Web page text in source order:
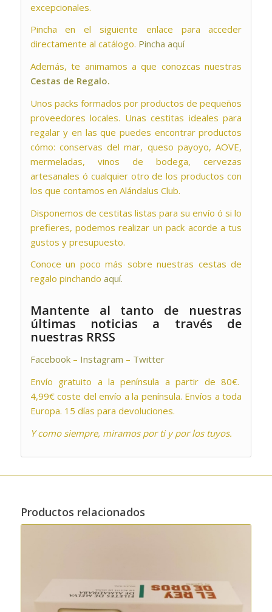
excepcionales.
Pincha en el siguiente enlace para acceder
directamente al catálogo. Pincha aquí
Además, te animamos a que conozcas nuestras
Cestas de Regalo.
Unos packs formados por productos de pequeños
proveedores locales. Unas cestitas ideales para
regalar y en las que puedes encontrar productos
cómo: conservas del mar, queso payoyo, AOVE,
mermeladas, vinos de bodega, cervezas
artesanales ó cualquier otro de los productos con
los que contamos en Alándalus Club.
Disponemos de cestitas listas para su envío ó si lo
prefieres, podemos realizar un pack acorde a tus
gustos y presupuesto.
Conoce un poco más sobre nuestras cestas de
regalo pinchando aquí.
Mantente al tanto de nuestras
últimas noticias a través de
nuestras RRSS
Facebook– Instagram – Twitter
Envío gratuito a la península a partir de 80€.
4,99€ coste del envío a la península. Envíos a toda
Europa. 15 días para devoluciones.
Y como siempre, miramos por ti y por los tuyos.
Productos relacionados